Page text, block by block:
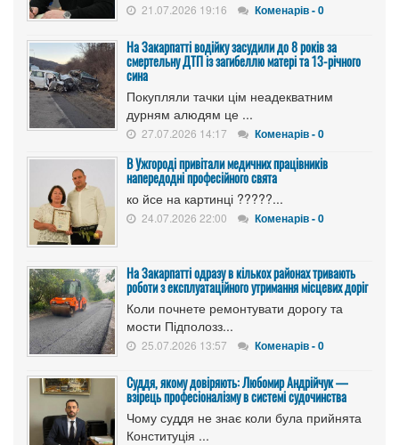
21.07.2026 19:16 Коменарів - 0
На Закарпатті водійку засудили до 8 років за
смертельну ДТП із загибеллю матері та 13-річного
сина
Покупляли тачки цім неадекватним
дурням алюдям це ...
27.07.2026 14:17 Коменарів - 0
В Ужгороді привітали медичних працівників
напередодні професійного свята
ко йсе на картинці ?????...
24.07.2026 22:00 Коменарів - 0
На Закарпатті одразу в кількох районах тривають
роботи з експлуатаційного утримання місцевих доріг
Коли почнете ремонтувати дорогу та
мости Підполозз...
25.07.2026 13:57 Коменарів - 0
Суддя, якому довіряють: Любомир Андрійчук —
взірець професіоналізму в системі судочинства
Чому суддя не знає коли була прийнята
Конституція ...